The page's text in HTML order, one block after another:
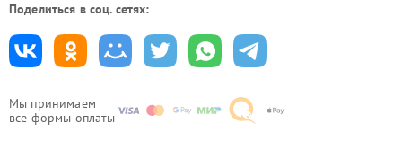
Мы принимаем
все формы оплаты
Поделиться в соц. сетях: